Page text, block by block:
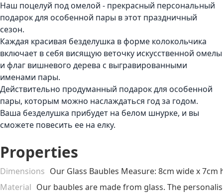
Наш поцелуй под омелой - прекрасный персональный
подарок для особенной пары в этот праздничный
сезон.
Каждая красивая безделушка в форме колокольчика
включает в себя висящую веточку искусственной омелы
и флаг вишневого дерева с выгравированными
именами пары.
Действительно продуманный подарок для особенной
пары, которым можно наслаждаться год за годом.
Ваша безделушка прибудет на белом шнурке, и вы
сможете повесить ее на елку.
Properties
Dimensions Our Glass Baubles Measure: 8cm wide x 7cm
Material Our baubles are made from glass. The